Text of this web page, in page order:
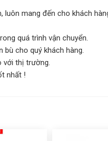
mang đến cho khách
quá trình vận chuyển.
bù cho quý khách hàng.
với thị trường.
nhất !